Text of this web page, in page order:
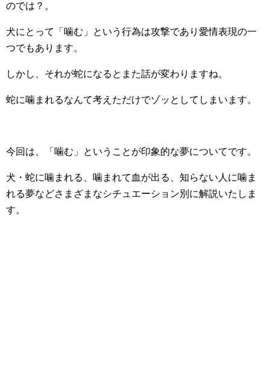
のでは？。
犬にとって「噛む」という行為は攻撃であり愛情表現の一
つでもあります。
しかし、それが蛇になるとまた話が変わりますね。
蛇に噛まれるなんて考えただけでゾッとしてしまいます。
今回は、「噛む」ということが印象的な夢についてです。
犬・蛇に噛まれる、噛まれて血が出る、知らない人に噛ま
れる夢などさまざまなシチュエーション別に解説いたしま
す。